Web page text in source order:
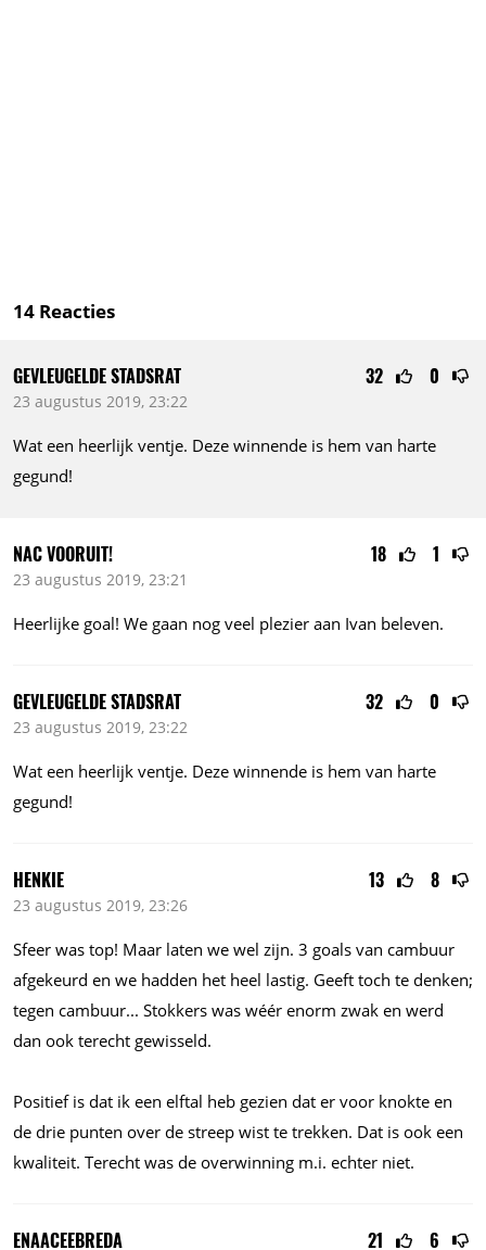
14 Reacties
32 0
GEVLEUGELDE STADSRAT
23 augustus 2019, 23:22
Wat een heerlijk ventje. Deze winnende is hem van harte
gegund!
18 1
NAC VOORUIT!
23 augustus 2019, 23:21
Heerlijke goal! We gaan nog veel plezier aan Ivan beleven.
32 0
GEVLEUGELDE STADSRAT
23 augustus 2019, 23:22
Wat een heerlijk ventje. Deze winnende is hem van harte
gegund!
13 8
HENKIE
23 augustus 2019, 23:26
Sfeer was top! Maar laten we wel zijn. 3 goals van cambuur
afgekeurd en we hadden het heel lastig. Geeft toch te denken;
tegen cambuur... Stokkers was wéér enorm zwak en werd
dan ook terecht gewisseld.
Positief is dat ik een elftal heb gezien dat er voor knokte en
de drie punten over de streep wist te trekken. Dat is ook een
kwaliteit. Terecht was de overwinning m.i. echter niet.
21 6
ENAACEEBREDA